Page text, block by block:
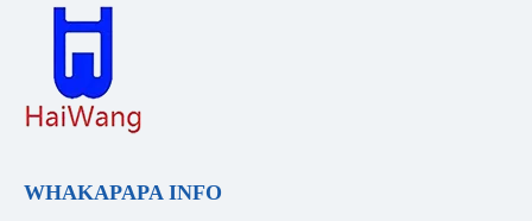
WHAKAPAPA INFO